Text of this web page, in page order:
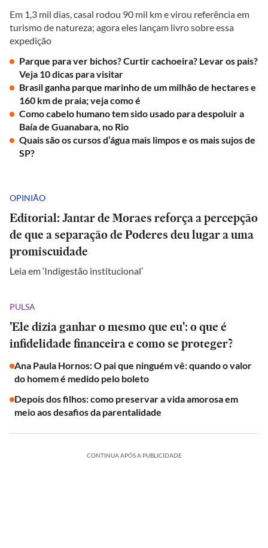
Em 1,3 mil dias, casal rodou 90 mil km e virou referência em
turismo de natureza; agora eles lançam livro sobre essa
expedição
Parque para ver bichos? Curtir cachoeira? Levar os pais?
Veja 10 dicas para visitar
Brasil ganha parque marinho de um milhão de hectares e
160 km de praia; veja como é
Como cabelo humano tem sido usado para despoluir a
Baía de Guanabara, no Rio
Quais são os cursos d’água mais limpos e os mais sujos de
SP?
OPINIÃO
Editorial: Jantar de Moraes reforça a percepção
de que a separação de Poderes deu lugar a uma
promiscuidade
Leia em ‘Indigestão institucional’
PULSA
'Ele dizia ganhar o mesmo que eu': o que é
infidelidade financeira e como se proteger?
Ana Paula Hornos: O pai que ninguém vê: quando o valor
do homem é medido pelo boleto
Depois dos filhos: como preservar a vida amorosa em
meio aos desafios da parentalidade
CONTINUA APÓS A PUBLICIDADE